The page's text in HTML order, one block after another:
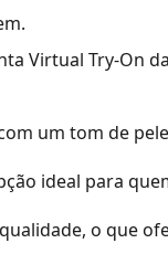
Virtual Try-On
um tom de
ideal para
o que